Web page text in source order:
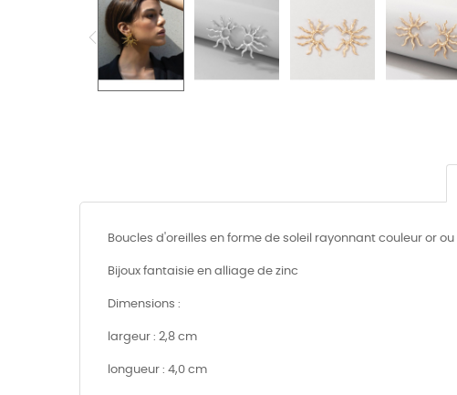
Boucles d'oreilles en forme de soleil rayonnant couleur or ou
Bijoux fantaisie en alliage de zinc
Dimensions :
largeur : 2,8 cm
longueur : 4,0 cm